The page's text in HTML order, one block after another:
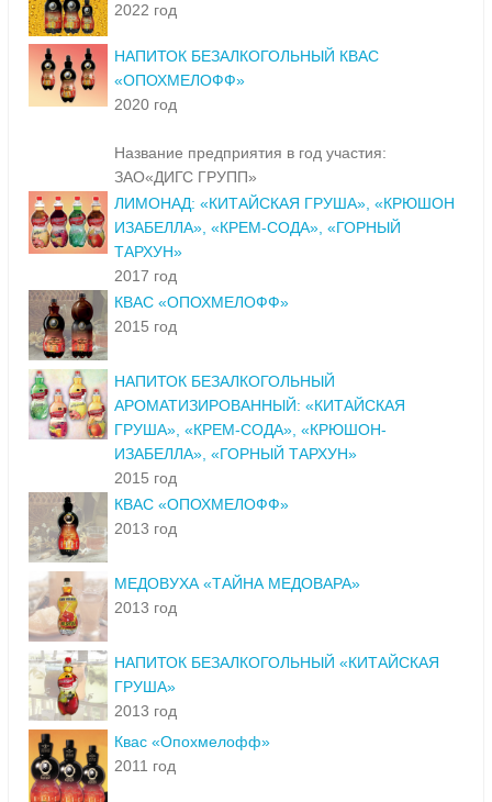
2022 год
НАПИТОК БЕЗАЛКОГОЛЬНЫЙ КВАС
«ОПОХМЕЛОФФ»
2020 год
Название предприятия в год участия:
ЗАО«ДИГС ГРУПП»
ЛИМОНАД: «КИТАЙСКАЯ ГРУША», «КРЮШОН
ИЗАБЕЛЛА», «КРЕМ-СОДА», «ГОРНЫЙ
ТАРХУН»
2017 год
КВАС «ОПОХМЕЛОФФ»
2015 год
НАПИТОК БЕЗАЛКОГОЛЬНЫЙ
АРОМАТИЗИРОВАННЫЙ: «КИТАЙСКАЯ
ГРУША», «КРЕМ-СОДА», «КРЮШОН-
ИЗАБЕЛЛА», «ГОРНЫЙ ТАРХУН»
2015 год
КВАС «ОПОХМЕЛОФФ»
2013 год
МЕДОВУХА «ТАЙНА МЕДОВАРА»
2013 год
НАПИТОК БЕЗАЛКОГОЛЬНЫЙ «КИТАЙСКАЯ
ГРУША»
2013 год
Квас «Опохмелофф»
2011 год